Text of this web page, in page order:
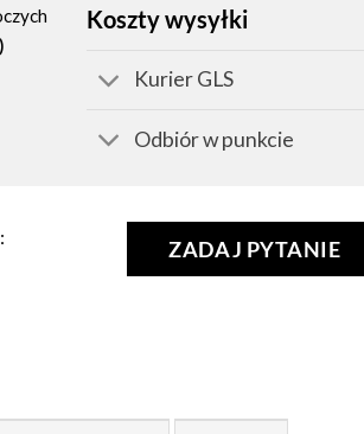
Koszty wysyłki
Kurier GLS
Odbiór w punkcie
:
ZADAJ PYTANIE